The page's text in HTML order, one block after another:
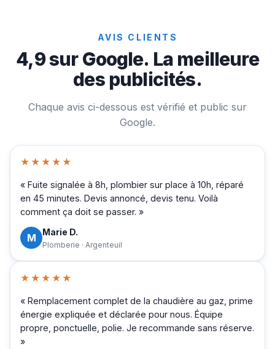
AVIS CLIENTS
4,9 sur Google. La meilleure
des publicités.
Chaque avis ci-dessous est vérifié et public sur
Google.
★★★★★
« Fuite signalée à 8h, plombier sur place à 10h, réparé
en 45 minutes. Devis annoncé, devis tenu. Voilà
comment ça doit se passer. »
M Marie D.
Plomberie · Argenteuil
★★★★★
« Remplacement complet de la chaudière au gaz, prime
énergie expliquée et déclarée pour nous. Équipe
propre, ponctuelle, polie. Je recommande sans réserve.
»